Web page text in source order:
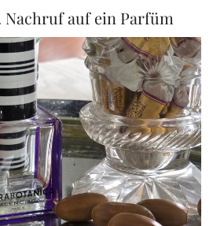
Nachruf auf ein Parfüm